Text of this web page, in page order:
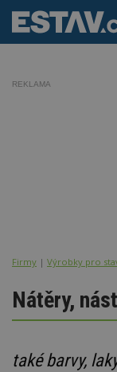
REKLAMA
Firmy | Výrobky pro
Nátěry,
také barvy,